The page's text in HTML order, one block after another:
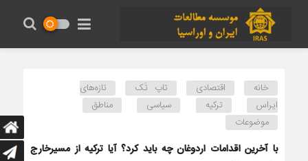
خانه اقتصادی تاپ تَک
تازه‌های
ایراس
ترکیه سیاسی
مناطق
موضوعات
با آخرین اقدامات اردوغان چه باید کرد؟ آیا ترکیه از مسیرخارج